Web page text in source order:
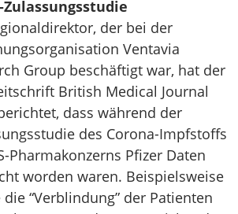
Zulassungsstudie
der bei der
Ventavia
Group beschäftigt war, hat der
British Medical Journal
dass während der
des Corona-Impfstoffs
Pharmakonzerns Pfizer Daten
worden waren. Beispielsweise
“Verblindung” der Patienten